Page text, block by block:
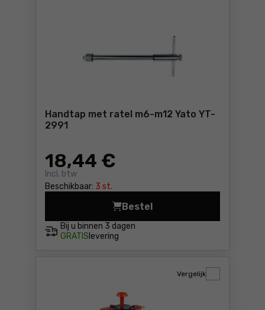
Handtap met ratel m6-m12 Yato YT-
2991
18,44 €
Incl. btw
Beschikbaar: 3 st.
Bij u binnen 3 dagen
GRATIS levering
Bestel
Handtap met ratel m6-m12
Vergelijk